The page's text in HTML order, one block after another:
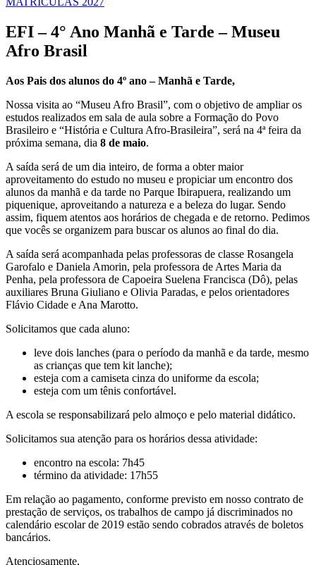
EFI – 4° Ano Manhã e Tarde – Museu
Afro Brasil
Aos Pais dos alunos do 4º ano – Manhã e Tarde,
Nossa visita ao “Museu Afro Brasil”, com o objetivo de ampliar os
estudos realizados em sala de aula sobre a Formação do Povo
Brasileiro e “História e Cultura Afro-Brasileira”, será na 4ª feira da
próxima semana, dia 8 de maio.
A saída será de um dia inteiro, de forma a obter maior
aproveitamento do estudo no museu e propiciar um encontro dos
alunos da manhã e da tarde no Parque Ibirapuera, realizando um
piquenique, aproveitando a natureza e a beleza do lugar. Sendo
assim, fiquem atentos aos horários de chegada e de retorno. Pedimos
que vocês se organizem para buscar os alunos ao final do dia.
A saída será acompanhada pelas professoras de classe Rosangela
Garofalo e Daniela Amorin, pela professora de Artes Maria da
Penha, pela professora de Capoeira Suelena Francisca (Dô), pelas
auxiliares Bruna Giuliano e Olivia Paradas, e pelos orientadores
Flávio Cidade e Ana Marotto.
Solicitamos que cada aluno:
leve dois lanches (para o período da manhã e da tarde, mesmo
as crianças que tem kit lanche);
esteja com a camiseta cinza do uniforme da escola;
esteja com um tênis confortável.
A escola se responsabilizará pelo almoço e pelo material didático.
Solicitamos sua atenção para os horários dessa atividade:
encontro na escola: 7h45
término da atividade: 17h55
Em relação ao pagamento, conforme previsto em nosso contrato de
prestação de serviços, os trabalhos de campo já discriminados no
calendário escolar de 2019 estão sendo cobrados através de boletos
bancários.
Atenciosamente,